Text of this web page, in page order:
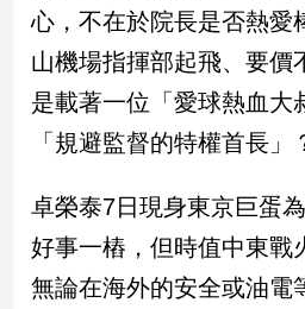
調
國
會
焦
觀
點
兩
心，不在於院長是否熱愛
山機場指揮部起飛、要價
是載著一位「愛球熱血大
「規避監督的特權首長」
卓榮泰7日現身東京巨蛋
好事一樁，但時值中東戰
無論在海外的安全或油電